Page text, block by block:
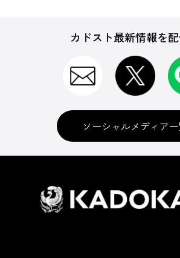
カドスト最新情報を
ソーシャルメディア